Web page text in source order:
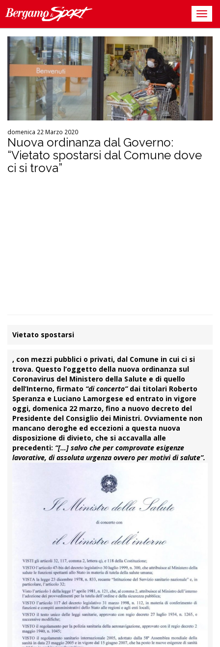
domenica 22 Marzo 2020
Nuova ordinanza dal Governo:
“Vietato spostarsi dal Comune dove
ci si trova”
Vietato spostarsi
, con mezzi pubblici o privati, dal Comune in cui ci si
trova. Questo l’oggetto della nuova ordinanza sul
Coronavirus del Ministero della Salute e di quello
dell’Interno, firmato “di concerto”dai titolari Roberto
Speranza e Luciano Lamorgese ed entrato in vigore
oggi, domenica 22 marzo, fino a nuovo decreto del
Presidente del Consiglio dei Ministri. Ovviamente non
mancano deroghe ed eccezioni a questa nuova
disposizione di divieto, che si accavalla alle
precedenti: “[…] salvo che per comprovate esigenze
lavorative, di assoluta urgenza ovvero per motivi di salute”.